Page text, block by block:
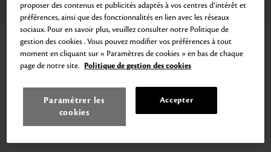
Zoom
Aller
au
slide
1
Aller
au
slide
2
Aller
au
slide
3
Accueil Teint Fluide Éclat Naturel
TEINT FLUIDE ÉCLAT NATUREL
Le fond de teint liquide SPF 25 est disponible dans une gamme de 31
teintes fluides et hydratantes pour une application simple et un fini
proposer des contenus et publicités adaptés à vos centres d’intérêt et
préférences, ainsi que des fonctionnalités en lien avec les réseaux
sociaux. Pour en savoir plus, veuillez consulter notre Politique de
gestion des cookies . Vous pouvez modifier vos préférences à tout
moment en cliquant sur « Paramètres de cookies » en bas de chaque
page de notre site. Politique de gestion des cookies
Paramétrer les
cookies
Accepter